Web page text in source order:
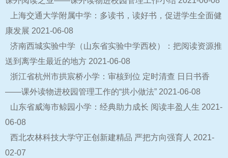
上海交通大学附属中学：多读书，读好书，促进学生全面健
康发展 2021-06-08
济南西城实验中学（山东省实验中学西校）：把阅读资源推
送到离学生最近的地方 2021-06-08
浙江省杭州市拱宸桥小学：审核到位 定时清查 日日书香
——课外读物进校园管理工作的“拱小做法” 2021-06-08
山东省威海市鲸园小学：经典助力成长 阅读丰盈人生 2021-
06-08
西北农林科技大学守正创新建精品 严把方向强育人 2021-
02-07